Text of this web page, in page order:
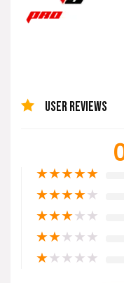
USER REVIEWS
★★★★★
★★★★★
★★★★★
★★★★★
★★★★★